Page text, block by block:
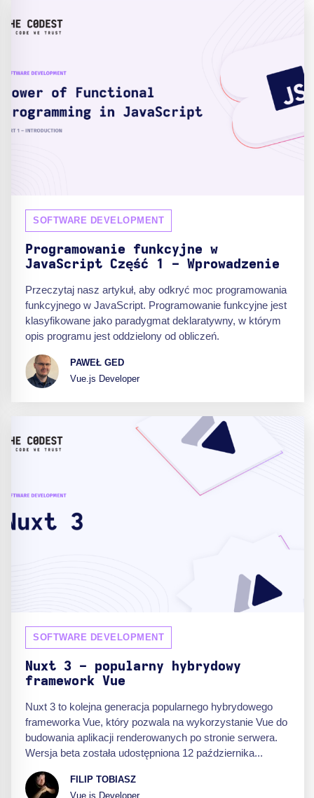
SOFTWARE DEVELOPMENT
Programowanie funkcyjne w
JavaScript Część 1 - Wprowadzenie
Przeczytaj nasz artykuł, aby odkryć moc programowania
funkcyjnego w JavaScript. Programowanie funkcyjne jest
klasyfikowane jako paradygmat deklaratywny, w którym
opis programu jest oddzielony od obliczeń.
PAWEŁ GED
Vue.js Developer
SOFTWARE DEVELOPMENT
Nuxt 3 - popularny hybrydowy
framework Vue
Nuxt 3 to kolejna generacja popularnego hybrydowego
frameworka Vue, który pozwala na wykorzystanie Vue do
budowania aplikacji renderowanych po stronie serwera.
Wersja beta została udostępniona 12 października...
FILIP TOBIASZ
Vue.js Developer